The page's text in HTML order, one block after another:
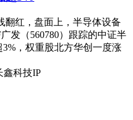
红，盘面上，半导体设备
发（560780）跟踪的中证半
，权重股北方华创一度涨
科技IP